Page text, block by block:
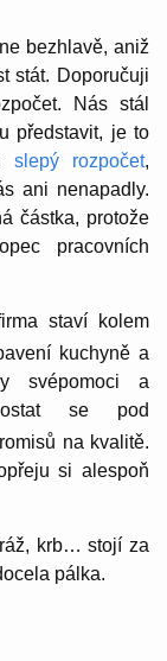
bezhlavě, aniž
stát. Doporučuji
Nás stál
představit, je to
slepý rozpočet,
ani nenapadly.
částka, protože
pracovních
staví kolem
kuchyně a
svépomoci a
se pod
na kvalitě.
si alespoň
krb… stojí za
pálka.